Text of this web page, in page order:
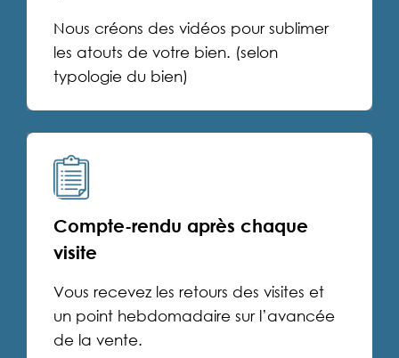
Nous créons des vidéos pour sublimer
les atouts de votre bien. (selon
typologie du bien)
Compte-rendu après chaque
visite
Vous recevez les retours des visites et
un point hebdomadaire sur l’avancée
de la vente.